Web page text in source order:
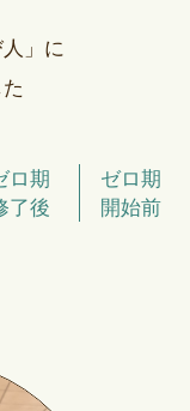
」に
ロ期
了後
ゼロ期
開始前